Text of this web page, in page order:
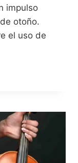
impulso
otoño.
el uso de